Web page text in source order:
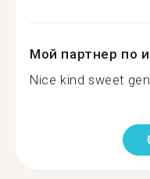
Мой партнер по
Nice kind sweet